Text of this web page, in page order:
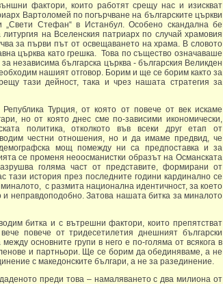
фактори, които работят срещу нас и изискват
Вартоломей по погърчване на българските църкви
Стефан“ в Истанбул. Особено скандална бе
на Вселенския патриарх по случай храмовия
за първи път от освещаването на храма. В словото
църква като грешка. Това по същество означаваше
независима българска църква - българския Великден
нашият отговор. Борим и ще се борим както за
тази дейност, така и чрез нашата стратегия за
Турция, от която от повече от век искаме
но от която днес сме по-зависими икономически,
политика, отколкото във всеки друг етап от
честни отношения, но и да имаме предвид, че
мощ помежду ни са предпоставка и за
се променя неоосманистки образът на Османската
голяма част от представите, формирани от
история през последните години кардинално се
с размита национална идентичност, за което
неправдоподобно. Затова нашата битка за миналото
битка и с вътрешни фактори, които препятстват
повече от тридесетилетия днешният български
основните групи в него е по-голяма от всякога в
и партньори. Ще се борим да обединяваме, а не
с македонските българи, а не за разединение.
преди това – намаляването с два милиона от